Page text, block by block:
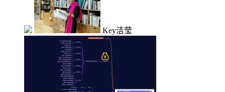
Key洁莹